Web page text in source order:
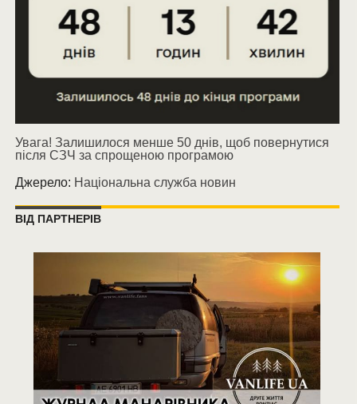
Увага! Залишилося менше 50 днів, щоб повернутися
після СЗЧ за спрощеною програмою
Джерело: Національна служба новин
ВІД ПАРТНЕРІВ